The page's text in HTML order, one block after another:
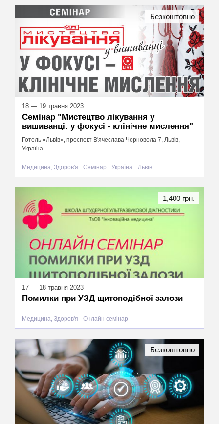
18 — 19 травня 2023
Семінар "Мистецтво лікування у
вишиванці: у фокусі - клінічне мислення"
Готель «Львів», проспект В'ячеслава Чорновола 7, Львів,
Україна
Медицина, Здоров'я Семінар Україна Львів
Безкоштовно
17 — 18 травня 2023
Помилки при УЗД щитоподібної залози
Медицина, Здоров'я Онлайн семінар
1,400 грн.
Безкоштовно